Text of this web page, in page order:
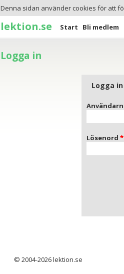
Denna sidan använder cookies för att
lektion.se Start Bli medlem
Logga in
Logga in
Lösenord
© 2004-2026 lektion.se